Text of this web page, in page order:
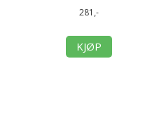
281,-
KJØP